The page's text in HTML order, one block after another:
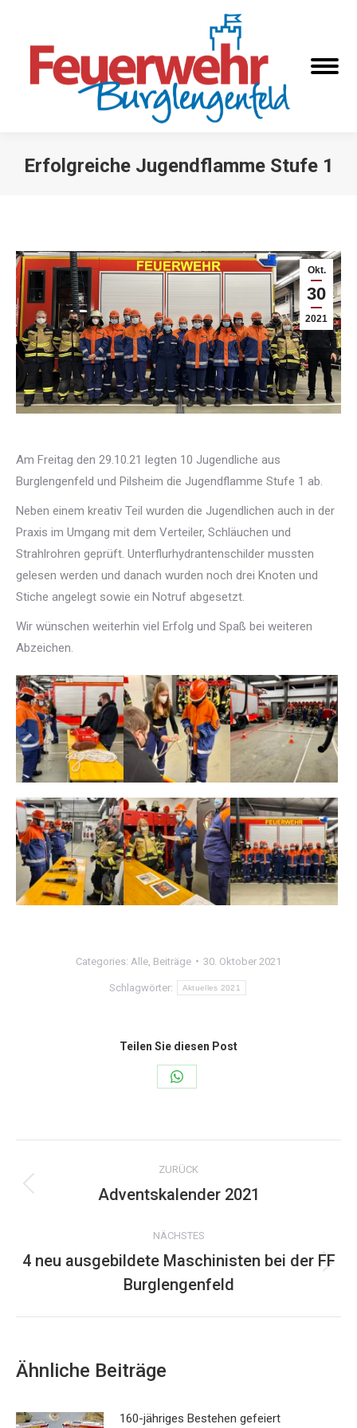
Erfolgreiche Jugendflamme Stufe 1
Okt.
30
2021
Am Freitag den 29.10.21 legten 10 Jugendliche aus
Burglengenfeld und Pilsheim die Jugendflamme Stufe 1 ab.
Neben einem kreativ Teil wurden die Jugendlichen auch in der
Praxis im Umgang mit dem Verteiler, Schläuchen und
Strahlrohren geprüft. Unterflurhydrantenschilder mussten
gelesen werden und danach wurden noch drei Knoten und
Stiche angelegt sowie ein Notruf abgesetzt.
Wir wünschen weiterhin viel Erfolg und Spaß bei weiteren
Abzeichen.
Categories: Alle Beiträge 30. Oktober 2021
Schlagwörter: Aktuelles 2021
Teilen Sie diesen Post
Share
Kommentarnavigation
ZURÜCK
Vorheriger
Adventskalender 2021
NÄCHSTES
Nächster
Beitrag:
4 neu ausgebildete Maschinisten bei der FF
Burglengenfeld
Ähnliche Beiträge
160-jähriges Bestehen gefeiert